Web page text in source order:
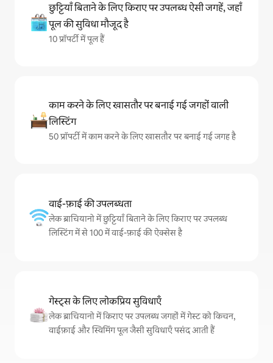
छुट्टियाँ बिताने के लिए किराए पर उपलब्ध ऐसी जगहें, जहाँ
पूल की सुविधा मौजूद है
10 प्रॉपर्टी में पूल हैं
काम करने के लिए खासतौर पर बनाई गई जगहों वाली
लिस्टिंग
50 प्रॉपर्टी में काम करने के लिए खासतौर पर बनाई गई जगह है
वाई-फ़ाई की उपलब्धता
लेक ब्राचियानो में छुट्टियाँ बिताने के लिए किराए पर उपलब्ध
लिस्टिंग में से 100 में वाई-फ़ाई की ऐक्सेस है
गेस्ट्स के लिए लोकप्रिय सुविधाएँ
लेक ब्राचियानो में किराए पर उपलब्ध जगहों में गेस्ट को किचन,
वाईफ़ाई और स्विमिंग पूल जैसी सुविधाएँ पसंद आती हैं